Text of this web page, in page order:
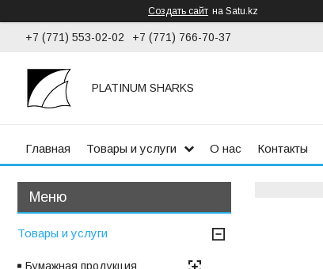
Создать сайт на Satu.kz
+7 (771) 553-02-02 +7 (771) 766-70-37
PLATINUM SHARKS
Главная Товары и услуги О нас Контакты
Товары и услуги
Бумажная продукция